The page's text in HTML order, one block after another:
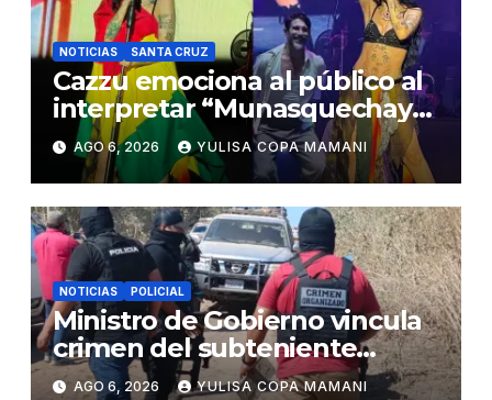
NOTICIAS SANTA CRUZ
Cazzu emociona al público al
interpretar “Munasquechay”
en su concierto en Santa Cruz
AGO 6, 2026 YULISA COPA MAMANI
NOTICIAS POLICIAL
Ministro de Gobierno vincula
crimen del subteniente
Salazar con la red de
AGO 6, 2026 YULISA COPA MAMANI